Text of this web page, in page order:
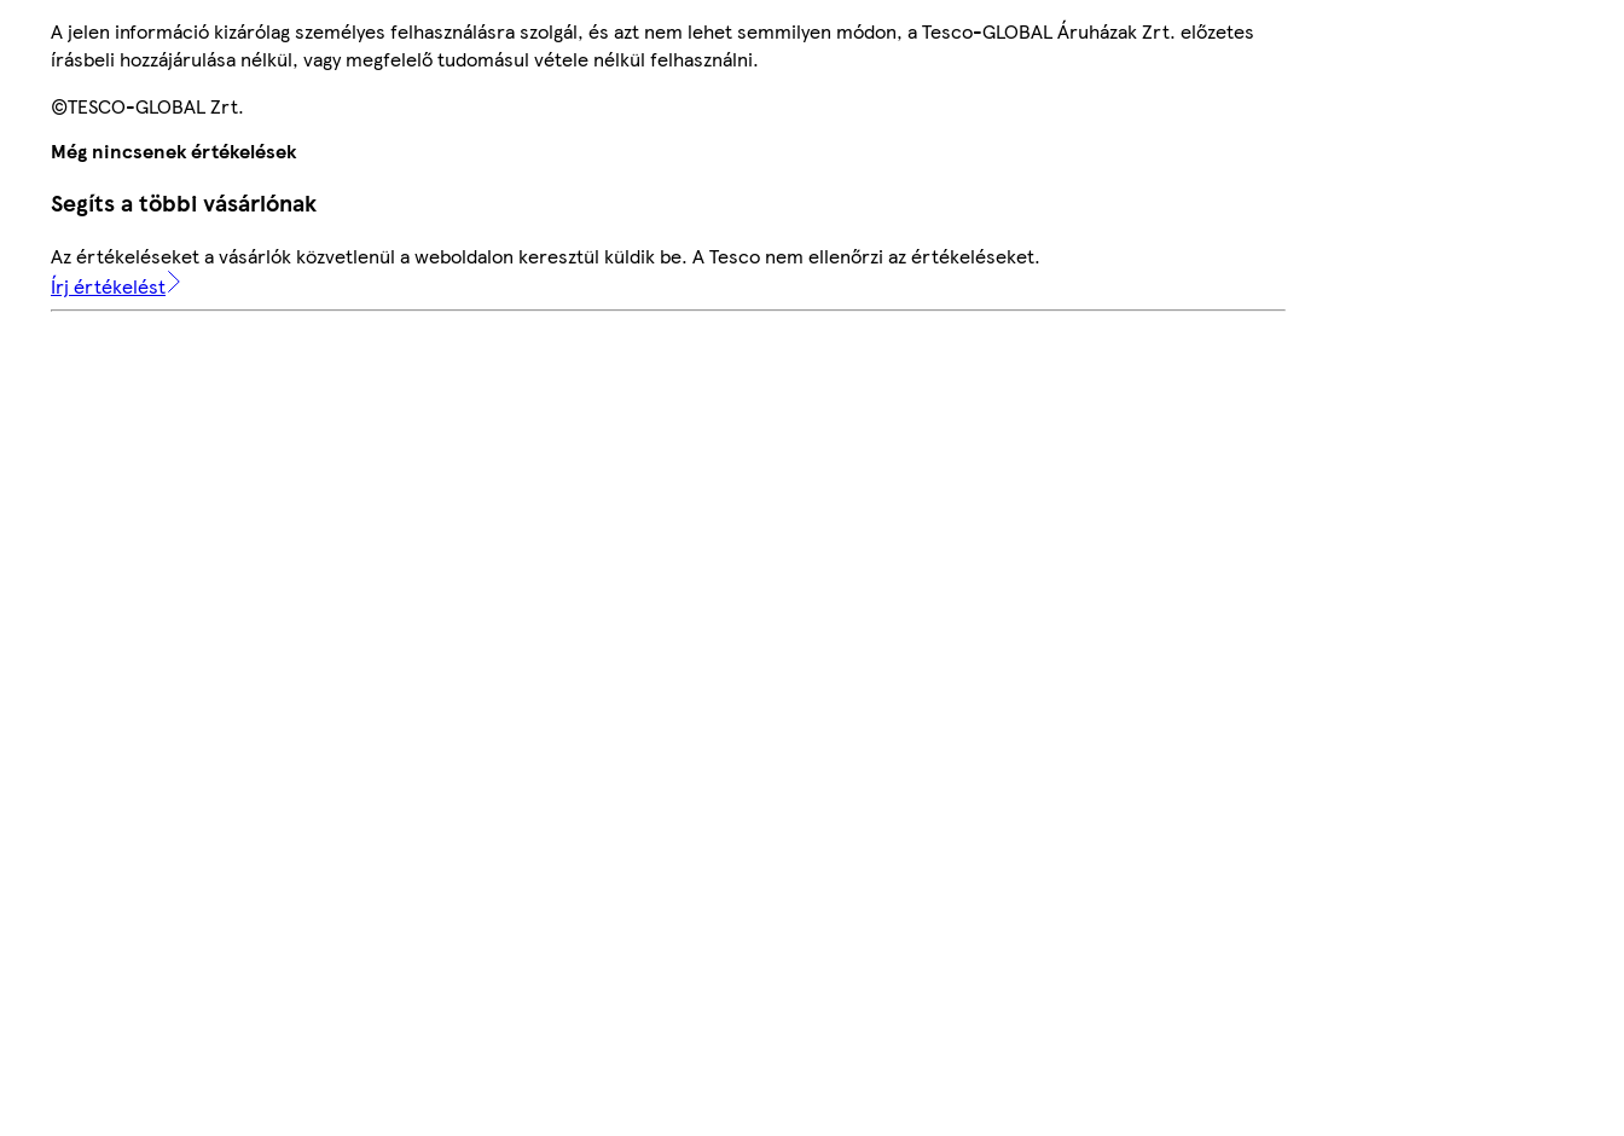
A jelen információ kizárólag személyes felhasználásra szolgál, és azt nem lehet semmilyen módon, a Tesco-GLOBAL Áruházak Zrt. előzetes
írásbeli hozzájárulása nélkül, vagy megfelelő tudomásul vétele nélkül felhasználni.
©TESCO-GLOBAL Zrt.
Még nincsenek értékelések
Segíts a többi vásárlónak
Az értékeléseket a vásárlók közvetlenül a weboldalon keresztül küldik be. A Tesco nem ellenőrzi az értékeléseket.
Írj értékelést